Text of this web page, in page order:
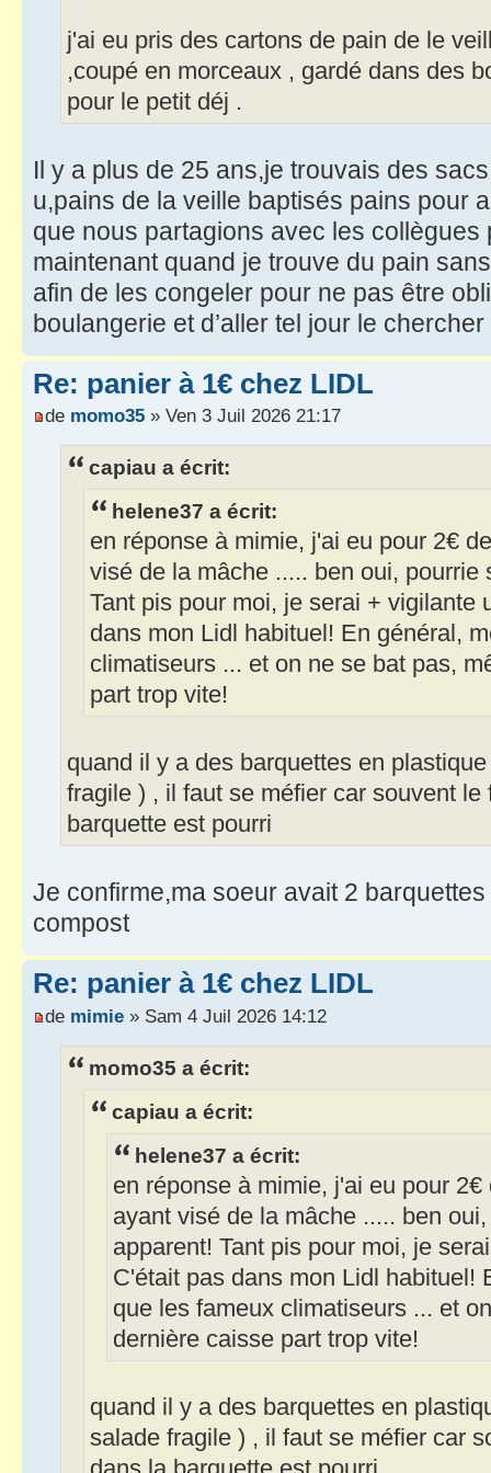
j'ai eu pris des cartons de pain de le
,coupé en morceaux , gardé dans des
pour le petit déj .
Il y a plus de 25 ans,je trouvais des
u,pains de la veille baptisés pains pour
que nous partagions avec les collègues
maintenant quand je trouve du pain
afin de les congeler pour ne pas être
boulangerie et d’aller tel jour le chercher
Re: panier à 1€ chez LIDL
de momo35 » Ven 3 Juil 2026 21:17
capiau a écrit:
helene37 a écrit:
en réponse à mimie, j'ai eu pour 2€
visé de la mâche ..... ben oui, pourrie
Tant pis pour moi, je serai + vigilante
dans mon Lidl habituel! En général,
climatiseurs ... et on ne se bat pas,
part trop vite!
quand il y a des barquettes en
fragile ) , il faut se méfier car souvent
barquette est pourri
Je confirme,ma soeur avait 2
compost
Re: panier à 1€ chez LIDL
de mimie » Sam 4 Juil 2026 14:12
momo35 a écrit:
capiau a écrit:
helene37 a écrit:
en réponse à mimie, j'ai eu pour
ayant visé de la mâche ..... ben
apparent! Tant pis pour moi, je
C'était pas dans mon Lidl habituel!
que les fameux climatiseurs ... et
dernière caisse part trop vite!
quand il y a des barquettes en
salade fragile ) , il faut se méfier car